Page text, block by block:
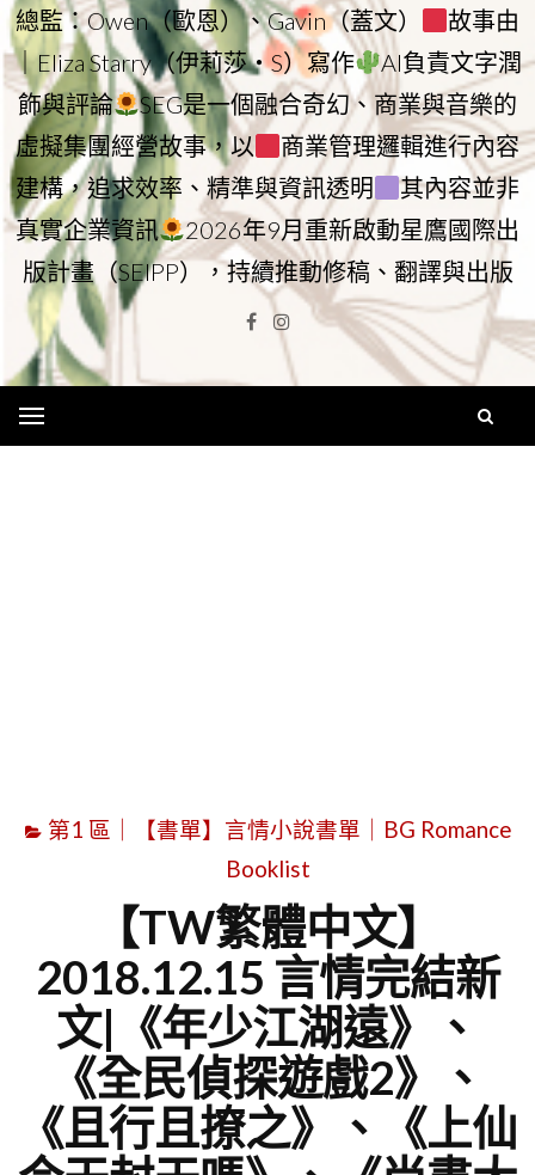
總監：Owen（歐恩）、Gavin（蓋文）
故事由
｜Eliza Starry（伊莉莎・S）寫作
AI負責文字潤
飾與評論
SEG是一個融合奇幻、商業與音樂的
虛擬集團經營故事，以
商業管理邏輯進行內容
建構，追求效率、精準與資訊透明
其內容並非
真實企業資訊
2026年9月重新啟動星鷹國際出
版計畫（SEIPP），持續推動修稿、翻譯與出版
Facebook
Instagram
第1 區｜【書單】言情小說書單｜BG Romance
Booklist
【TW繁體中文】
2018.12.15 言情完結新
文|《年少江湖遠》、
《全民偵探遊戲2》、
《且行且撩之》、《上仙